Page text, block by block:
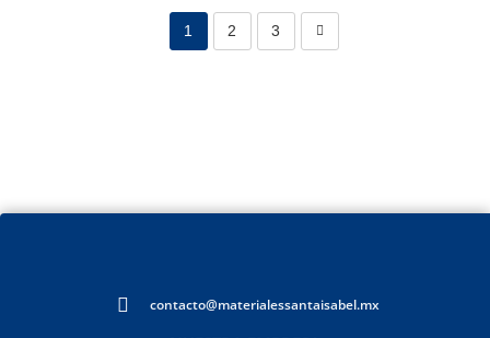
1 2 3
contacto@materialessantaisabel.mx